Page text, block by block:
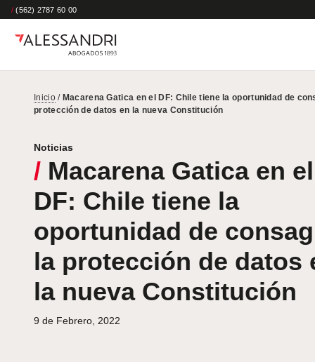
/ (562) 2787 60 00
Inicio/ Macarena Gatica en el DF: Chile tiene la oportunidad de
protección de datos en la nueva Constitución
Noticias
/ Macarena Gatica en el
DF: Chile tiene la
oportunidad de
la protección de datos
la nueva Constitución
9 de Febrero, 2022